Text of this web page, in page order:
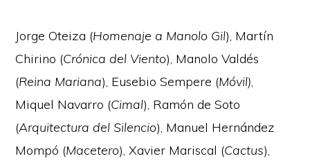
Jorge Oteiza (Homenaje a Manolo Gil), Martín
Chirino (Crónica del Viento), Manolo Valdés
(Reina Mariana), Eusebio Sempere (Móvil),
Miquel Navarro (Cimal), Ramón de Soto
(Arquitectura del Silencio), Manuel Hernández
Mompó (Macetero), Xavier Mariscal (Cactus),